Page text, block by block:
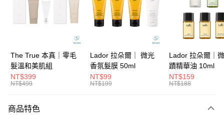
合作金庫商業銀行
第一商業銀行
華南商業銀行
彰化商業銀行
兆豐國際商業銀行
臺灣中小企業銀行
台中商業銀行
匯豐（台灣）商業銀行
華泰商業銀行
聯邦商業銀行
元大商業銀行
台灣樂天信用卡公司
6 期 0 利率 每期 NT$66 21家銀行
合作金庫商業銀行
第一商業銀行
台北富邦商業銀行
國泰世華商業銀行
兆豐國際商業銀行
臺灣中小企業銀行
台中商業銀行
匯豐（台灣）商業銀行
聯邦商業銀行
玉山商業銀行
超商取貨付款
Apple Pay
街口支付
The True 本真｜零毛
髮溫和美肌組
NT$399
NT$499
Lador 拉朵爾｜ 微光
香氛髮膜 50ml
NT$99
NT$199
Lador 拉朵爾｜
蹟精華油 10ml
NT$159
NT$188
商品特色